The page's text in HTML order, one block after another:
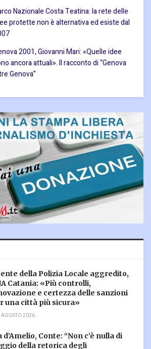
Nazionale Costa Teatina: la rete delle
protette non è alternativa ed esiste dal
2001, Giovanni Mari: «Quelle idee
ancora attuali». Il racconto di “Genova
Genova”
della Polizia Locale aggredito,
Catania: «Più controlli,
e certezza delle sanzioni
una città più sicura»
AGOSTO 2026
d’Amelio, Conte: “Non c’è nulla di
della retorica degli